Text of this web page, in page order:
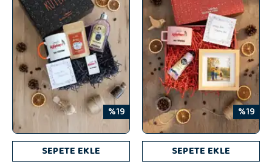
%19
SEPETE EKLE
%19
SEPETE EKLE